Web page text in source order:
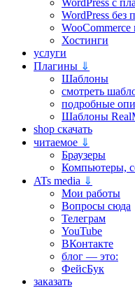
WordPress без
WooCommerce
Хостинги
услуги
Плагины ⇓
Шаблоны
смотреть
подробные
Шаблоны
shop скачать
читаемое ⇓
Браузеры
Компьютеры,
ATs media ⇓
Мои работы
Вопросы сюда
Телеграм
YouTube
ВКонтакте
блог — это:
ФейсБук
заказать